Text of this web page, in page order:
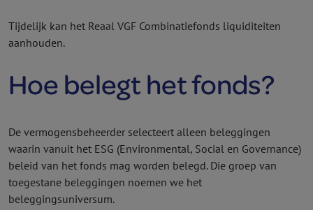
Tijdelijk kan het Reaal VGF Combinatie­fonds liquiditeiten
aanhouden.
Hoe belegt het fonds?
De vermogens­beheerder selecteert alleen beleggingen
waarin vanuit het ESG (Environmental, Social en Governance)
beleid van het fonds mag worden belegd. Die groep van
toegestane beleggingen noemen we het
beleggingsuniversum.